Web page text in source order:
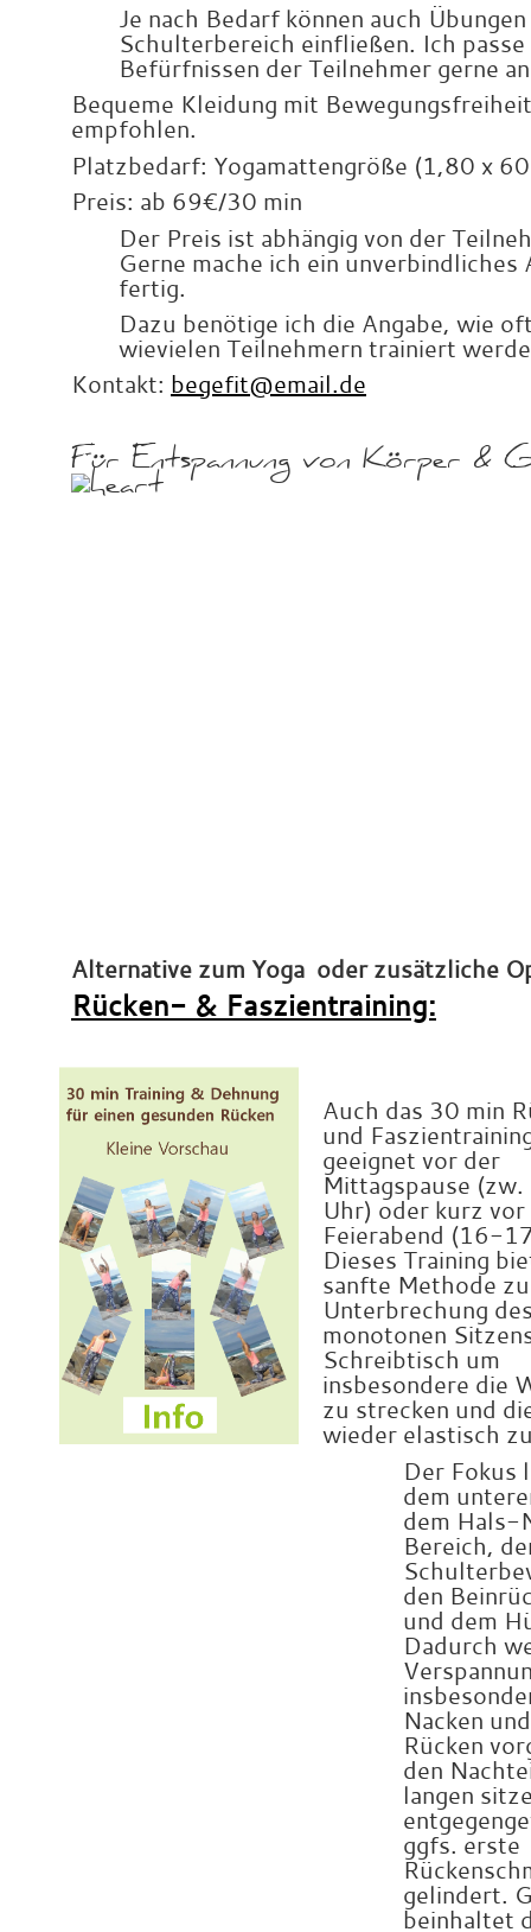
Je nach Bedarf können auch
Schulterbereich einfließen. Ich passe
Befürfnissen der Teilnehmer gerne
Bequeme Kleidung mit Bewegungsfreiheit
empfohlen.
Platzbedarf: Yogamattengröße (1,80 x
Preis: ab 69€/30 min
Der Preis ist abhängig von der
Gerne mache ich ein unverbindliches
fertig.
Dazu benötige ich die Angabe, wie
wievielen Teilnehmern trainiert
Kontakt: begefit@email.de
Für Entspannung von Körper &
Alternative zum Yoga oder zusätzliche
Rücken- & Faszientraining:
Auch das 30 min
und
geeignet vor der
Mittagspause
Uhr) oder kurz vor
Feierabend (16-
Dieses Training
sanfte Methode
Unterbrechung
monotonen
Schreibtisch um
insbesondere die
zu strecken und
wieder elastisch
Der Fokus
dem
dem Hals-
Bereich,
den
und dem
Dadurch
Nacken
Rücken
den
langen
ggfs. erste
gelindert.
beinhaltet